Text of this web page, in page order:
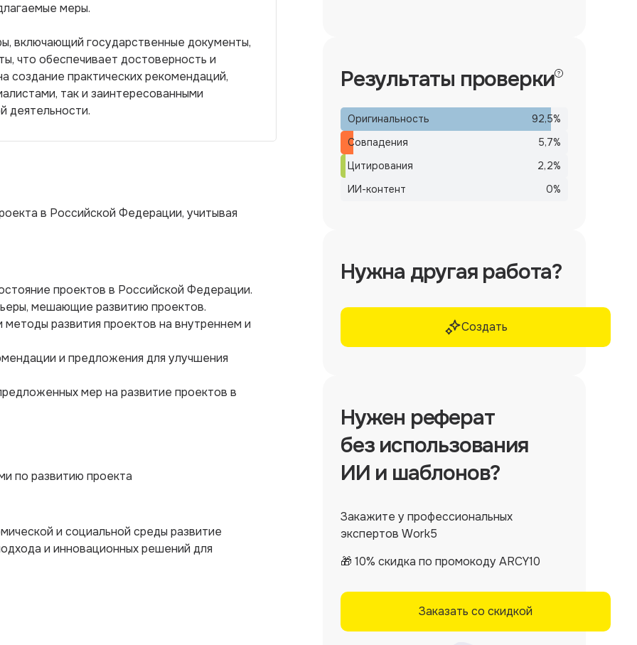
меры.
включающий государственные документы,
что обеспечивает достоверность и
создание практических рекомендаций,
так и заинтересованными
деятельности.
в Российской Федерации, учитывая
проектов в Российской Федерации.
мешающие развитию проектов.
развития проектов на внутреннем и
и предложения для улучшения
мер на развитие проектов в
по развитию проекта
и социальной среды развитие
и инновационных решений для
Результаты проверки
Оригинальность 92,5%
Совпадения
5,7%
Цитирования
2,2%
ИИ-контент
0%
Нужна другая работа?
Создать
Нужен реферат
без использования
ИИ и шаблонов?
Закажите у профессиональных
экспертов Work5
🎁 10% скидка по промокоду ARCY10
Заказать со скидкой